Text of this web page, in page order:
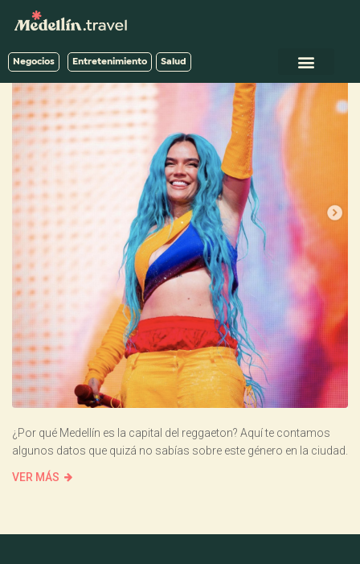
Negocios Entretenimiento Salud
¿Por qué Medellín es la capital del reggaeton? Aquí te contamos
algunos datos que quizá no sabías sobre este género en la ciudad.
VER MÁS